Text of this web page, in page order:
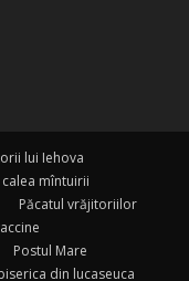
lui Iehova
mîntuirii
Păcatul vrăjitoriilor
Postul Mare
din lucaseuca